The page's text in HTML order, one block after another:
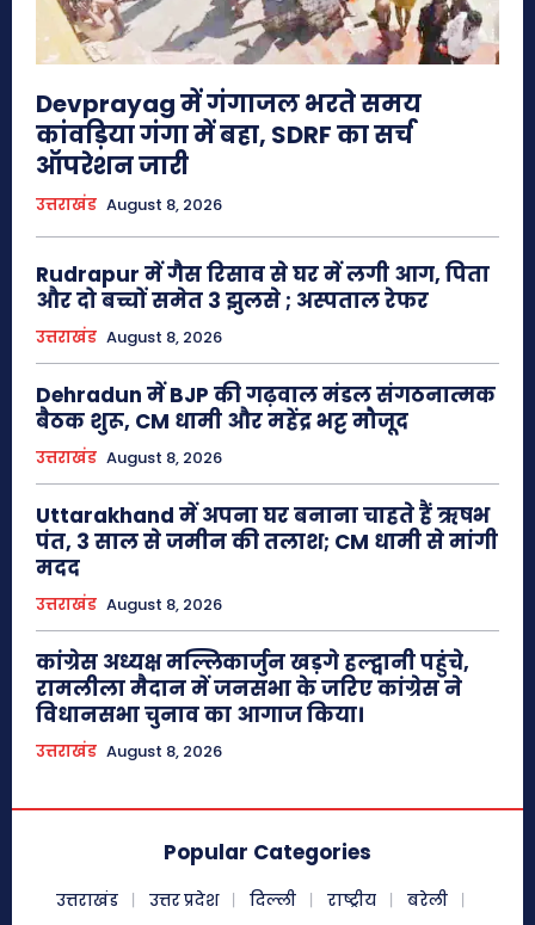
Devprayag में गंगाजल भरते समय
कांवड़िया गंगा में बहा, SDRF का सर्च
ऑपरेशन जारी
उत्तराखंड August 8, 2026
Rudrapur में गैस रिसाव से घर में लगी आग, पिता
और दो बच्चों समेत 3 झुलसे ; अस्पताल रेफर
उत्तराखंड August 8, 2026
Dehradun में BJP की गढ़वाल मंडल संगठनात्मक
बैठक शुरू, CM धामी और महेंद्र भट्ट मौजूद
उत्तराखंड August 8, 2026
Uttarakhand में अपना घर बनाना चाहते हैं ऋषभ
पंत, 3 साल से जमीन की तलाश; CM धामी से मांगी
मदद
उत्तराखंड August 8, 2026
कांग्रेस अध्यक्ष मल्लिकार्जुन खड़गे हल्द्वानी पहुंचे,
रामलीला मैदान में जनसभा के जरिए कांग्रेस ने
विधानसभा चुनाव का आगाज किया।
उत्तराखंड August 8, 2026
Popular Categories
उत्तराखंड उत्तर प्रदेश दिल्ली राष्ट्रीय
बरेली